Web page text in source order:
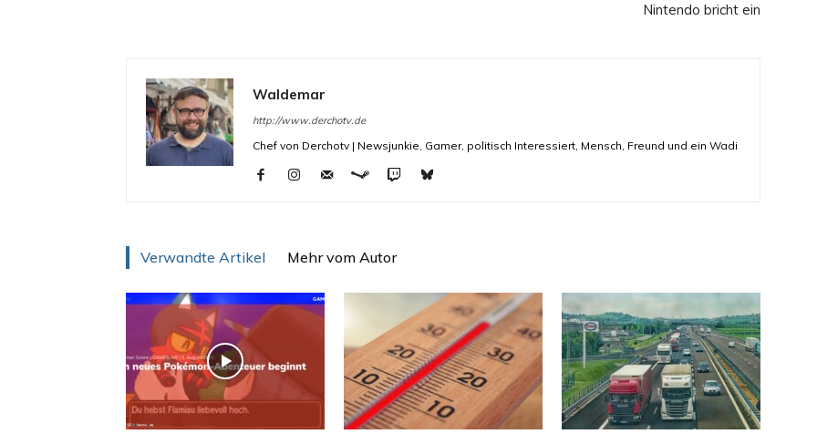
Nintendo bricht ein
Waldemar
http://www.derchotv.de
Chef von Derchotv | Newsjunkie, Gamer, politisch Interessiert, Mensch, Freund und ein Wadi
Verwandte Artikel Mehr vom Autor